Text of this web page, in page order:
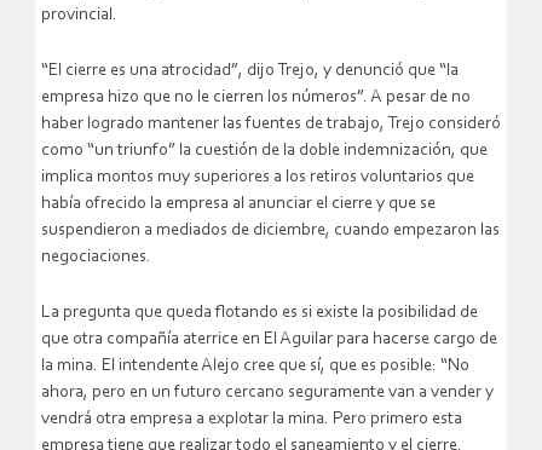
provincial.
“El cierre es una atrocidad”, dijo Trejo, y denunció que “la
empresa hizo que no le cierren los números”. A pesar de no
haber logrado mantener las fuentes de trabajo, Trejo consideró
como “un triunfo” la cuestión de la doble indemnización, que
implica montos muy superiores a los retiros voluntarios que
había ofrecido la empresa al anunciar el cierre y que se
suspendieron a mediados de diciembre, cuando empezaron las
negociaciones.
La pregunta que queda flotando es si existe la posibilidad de
que otra compañía aterrice en El Aguilar para hacerse cargo de
la mina. El intendente Alejo cree que sí, que es posible: “No
ahora, pero en un futuro cercano seguramente van a vender y
vendrá otra empresa a explotar la mina. Pero primero esta
empresa tiene que realizar todo el saneamiento y el cierre.